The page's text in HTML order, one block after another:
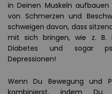
in Deinen Muskeln
von Schmerzen und
schweigen davon, dass
mit sich bringen, wie z. B.
Diabetes und sogar
Depressionen!
Wenn Du Bewegung und
kombinierst, indem Du